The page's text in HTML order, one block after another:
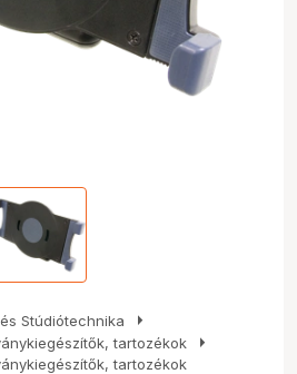
Stúdiótechnika arrow_right
tartozékok arrow_right
tartozékok